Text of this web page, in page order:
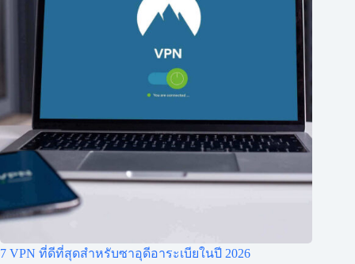
7 VPN ที่ดีที่สุดสำหรับซาอุดีอาระเบียในปี 2026